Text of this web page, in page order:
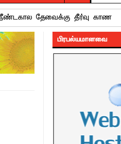
உபவேந்தர் வலியுறுத்தல்
அருட்பணி லூக்ஜோன்
பறிமுதல்
நவீன தொழில்நுட்பமும்
பிரபல்யமானவை